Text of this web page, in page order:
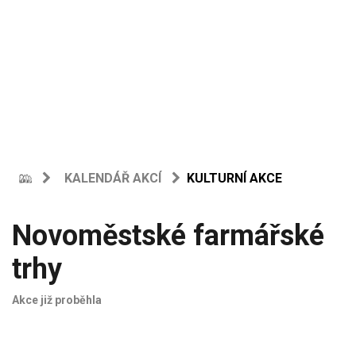
KALENDÁŘ AKCÍ KULTURNÍ AKCE
Novoměstské farmářské
trhy
Akce již proběhla